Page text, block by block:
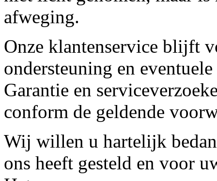
afweging.
Onze klantenservice blijft
ondersteuning en
Garantie en
conform de geldende
Wij willen u hartelijk
ons heeft gesteld en voor